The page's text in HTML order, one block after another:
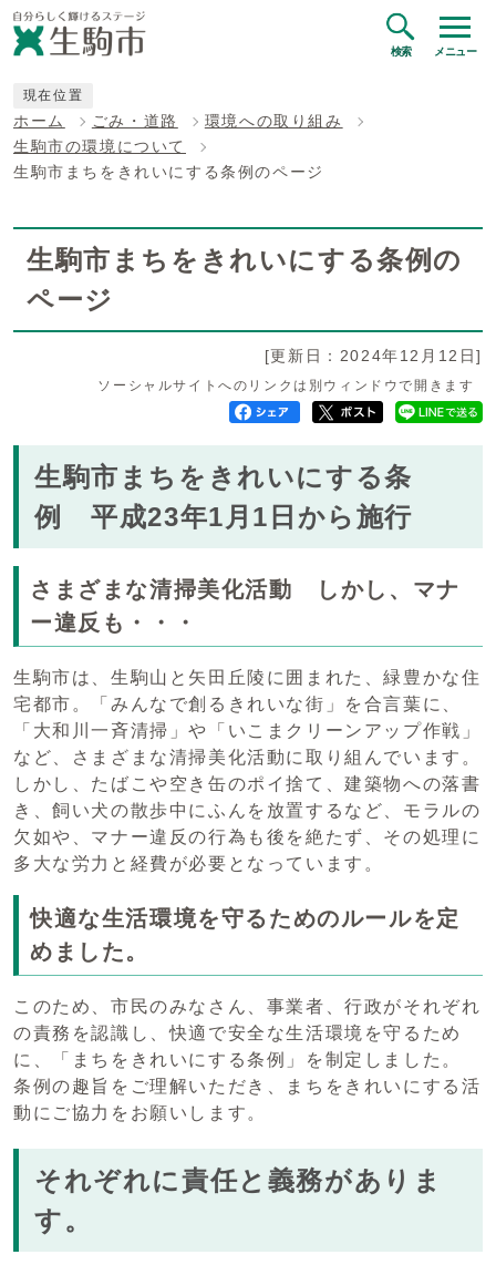
検索 メニュー
現在位置
ホーム ごみ・道路
環境への取り組み
生駒市の環境について
生駒市まちをきれいにする条例のページ
生駒市まちをきれいにする条例の
ページ
[更新日：2024年12月12日]
ソーシャルサイトへのリンクは別ウィンドウで開きます
生駒市まちをきれいにする条
例 平成23年1月1日から施行
さまざまな清掃美化活動 しかし、マナ
ー違反も・・・
生駒市は、生駒山と矢田丘陵に囲まれた、緑豊かな住
宅都市。「みんなで創るきれいな街」を合言葉に、
「大和川一斉清掃」や「いこまクリーンアップ作戦」
など、さまざまな清掃美化活動に取り組んでいます。
しかし、たばこや空き缶のポイ捨て、建築物への落書
き、飼い犬の散歩中にふんを放置するなど、モラルの
欠如や、マナー違反の行為も後を絶たず、その処理に
多大な労力と経費が必要となっています。
快適な生活環境を守るためのルールを定
めました。
このため、市民のみなさん、事業者、行政がそれぞれ
の責務を認識し、快適で安全な生活環境を守るため
に、「まちをきれいにする条例」を制定しました。
条例の趣旨をご理解いただき、まちをきれいにする活
動にご協力をお願いします。
それぞれに責任と義務がありま
す。